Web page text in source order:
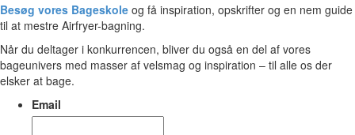
Besøg vores Bageskole og få inspiration, opskrifter og en nem guide
til at mestre Airfryer-bagning.
Når du deltager i konkurrencen, bliver du også en del af vores
bageunivers med masser af velsmag og inspiration – til alle os der
elsker at bage.
Email